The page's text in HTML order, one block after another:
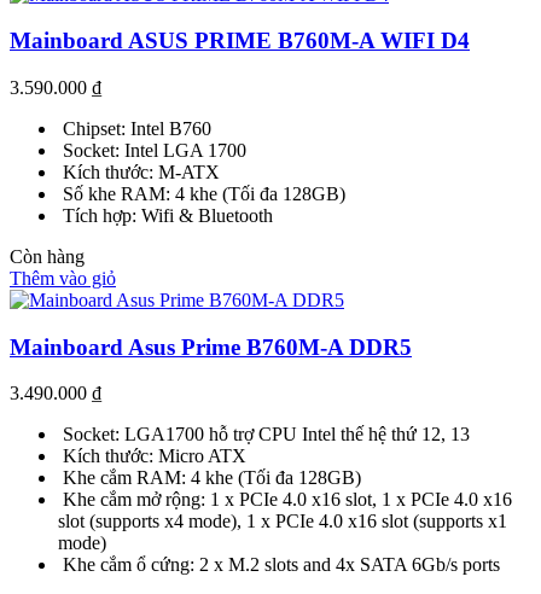
Mainboard ASUS PRIME B760M-A WIFI D4
3.590.000 ₫
Chipset: Intel B760
Socket: Intel LGA 1700
Kích thước: M-ATX
Số khe RAM: 4 khe (Tối đa 128GB)
Tích hợp: Wifi & Bluetooth
Còn hàng
Thêm vào giỏ
Mainboard Asus Prime B760M-A DDR5
3.490.000 ₫
Socket: LGA1700 hỗ trợ CPU Intel thế hệ thứ 12, 13
Kích thước: Micro ATX
Khe cắm RAM: 4 khe (Tối đa 128GB)
Khe cắm mở rộng: 1 x PCIe 4.0 x16 slot, 1 x PCIe 4.0 x16
slot (supports x4 mode), 1 x PCIe 4.0 x16 slot (supports x1
mode)
Khe cắm ổ cứng: 2 x M.2 slots and 4x SATA 6Gb/s ports